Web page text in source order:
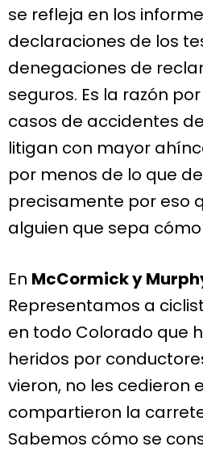
se refleja en los
declaraciones de los
denegaciones de
seguros. Es la razón
casos de accidentes
litigan con mayor
por menos de lo que
precisamente por eso
alguien que sepa
En McCormick y
Representamos a
en todo Colorado que
heridos por
vieron, no les cedieron
compartieron la
Sabemos cómo se